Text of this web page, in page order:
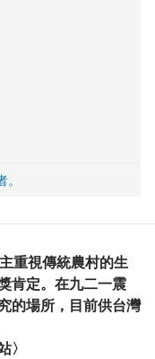
重視傳統農村的生
肯定。在九二一震
的場所，目前供台灣
〉